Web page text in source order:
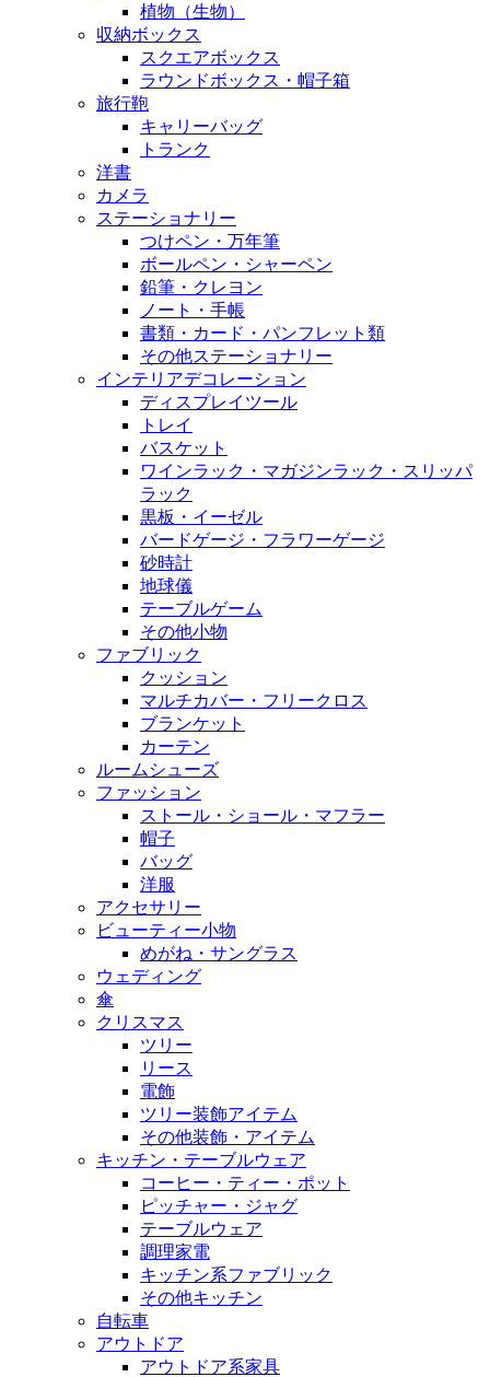
植物（生物）
収納ボックス
スクエアボックス
ラウンドボックス・帽子箱
旅行鞄
キャリーバッグ
トランク
洋書
カメラ
ステーショナリー
つけペン・万年筆
ボールペン・シャーペン
鉛筆・クレヨン
ノート・手帳
書類・カード・パンフレット類
その他ステーショナリー
インテリアデコレーション
ディスプレイツール
トレイ
バスケット
ワインラック・マガジンラック・スリッパ
ラック
黒板・イーゼル
バードゲージ・フラワーゲージ
砂時計
地球儀
テーブルゲーム
その他小物
ファブリック
クッション
マルチカバー・フリークロス
ブランケット
カーテン
ルームシューズ
ファッション
ストール・ショール・マフラー
帽子
バッグ
洋服
アクセサリー
ビューティー小物
めがね・サングラス
ウェディング
傘
クリスマス
ツリー
リース
電飾
ツリー装飾アイテム
その他装飾・アイテム
キッチン・テーブルウェア
コーヒー・ティー・ポット
ピッチャー・ジャグ
テーブルウェア
調理家電
キッチン系ファブリック
その他キッチン
自転車
アウトドア
アウトドア系家具